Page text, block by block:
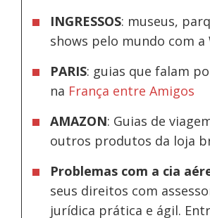
INGRESSOS: museus,
shows pelo mundo com a
PARIS: guias que falam
na França entre Amigos
AMAZON: Guias de
outros produtos da loja
Problemas com a cia
seus direitos com
jurídica prática e ágil.